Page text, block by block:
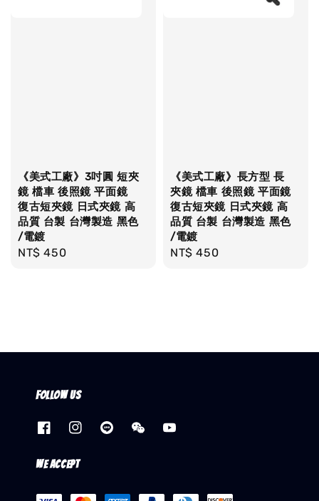
《美式工廠》3吋圓 短夾
鏡 檔車 後照鏡 平面鏡
復古短夾鏡 日式夾鏡 高
品質 台製 台灣製造 黑色
/電鍍
Regular
NT$ 450
《美式工廠》長方型 長
夾鏡 檔車 後照鏡 平面鏡
復古短夾鏡 日式夾鏡 高
品質 台製 台灣製造 黑色
/電鍍
Regular
NT$ 450
Follow us
We accept